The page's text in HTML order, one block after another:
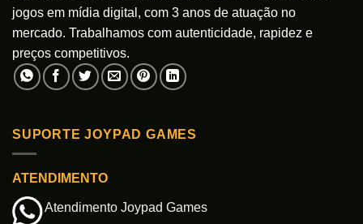
jogos em mídia digital, com 3 anos de atuação no
mercado. Trabalhamos com autenticidade, rapidez e
preços competitivos.
SUPORTE JOYPAD GAMES
ATENDIMENTO
Atendimento Joypad Games